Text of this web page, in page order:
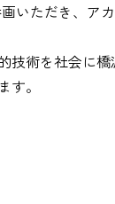
いただき、ア
技術を社会に
。